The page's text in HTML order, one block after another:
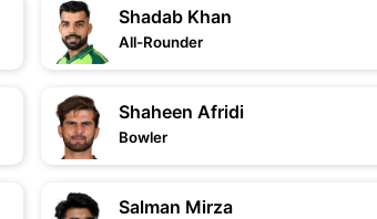
Shadab Khan
All-Rounder
Shaheen Afridi
Bowler
Salman Mirza